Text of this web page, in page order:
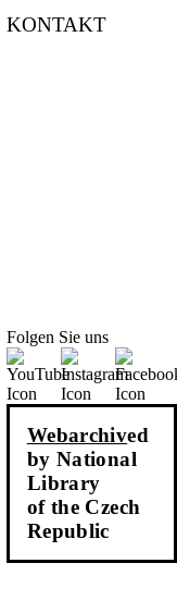
KONTAKT
Folgen Sie uns
Webarchived
by National
Library
of the Czech
Republic